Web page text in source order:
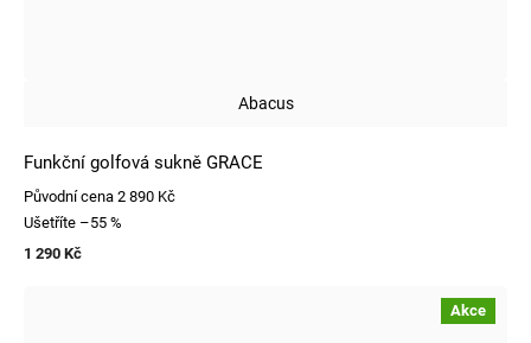
Abacus
Funkční golfová sukně GRACE
Původní cena 2 890 Kč
Ušetříte –55 %
1 290 Kč
Akce